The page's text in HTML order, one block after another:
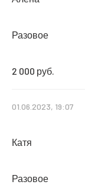
Разовое
2 000 руб.
01.06.2023, 19:07
Катя
Разовое